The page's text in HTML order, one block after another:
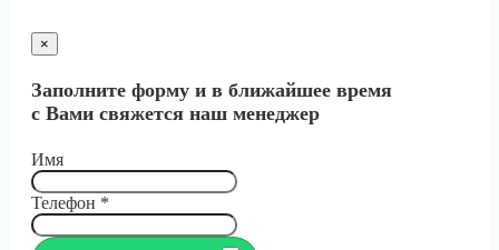
×
Заполните форму и в ближайшее время
с Вами свяжется наш менеджер
Имя
Телефон *